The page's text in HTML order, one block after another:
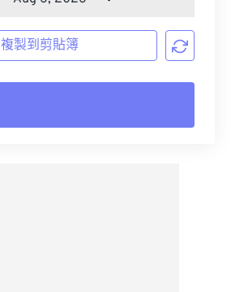
複製到剪貼簿